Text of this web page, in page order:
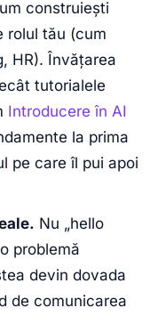
construiești
rolul tău (cum
HR). Învățarea
tutorialele
Introducere în AI
la prima
pe care îl pui apoi
Nu „hello
problemă
devin dovada
de comunicarea